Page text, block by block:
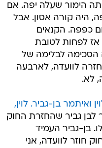
הימור שעלה יפה. אם
היה קורה אסון. אבל
כפפה. הקנאים
לפחות לטובת
הסכימה לבלימה של
לוועדה, לארבעה
לא.
ואיתמר בן-גביר. לוין,
לבן גביר שהחזרת החוק
בן-גביר העמיד
חוזר לוועדה, אני